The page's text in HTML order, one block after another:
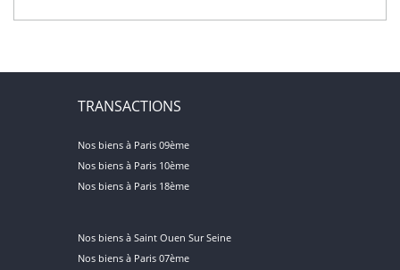
TRANSACTIONS
Nos biens à Paris 09ème
Nos biens à Paris 10ème
Nos biens à Paris 18ème
Nos biens à Saint Ouen Sur Seine
Nos biens à Paris 07ème